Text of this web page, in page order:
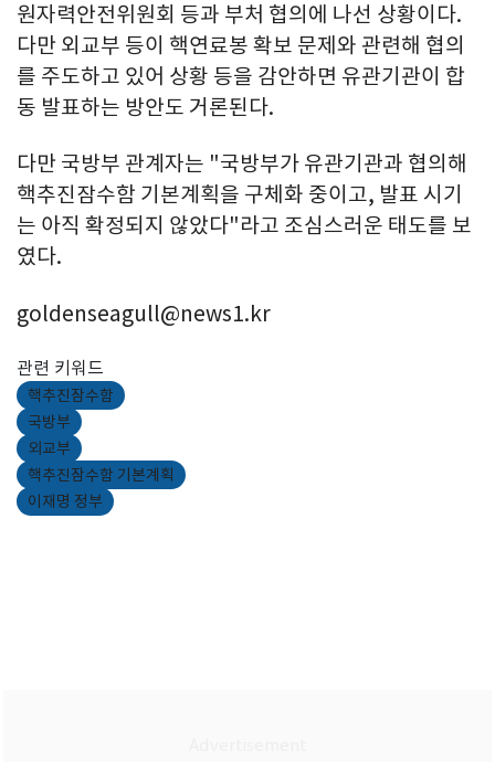
원자력안전위원회 등과 부처 협의에 나선 상황이다.
다만 외교부 등이 핵연료봉 확보 문제와 관련해 협의
를 주도하고 있어 상황 등을 감안하면 유관기관이 합
동 발표하는 방안도 거론된다.
다만 국방부 관계자는 "국방부가 유관기관과 협의해
핵추진잠수함 기본계획을 구체화 중이고, 발표 시기
는 아직 확정되지 않았다"라고 조심스러운 태도를 보
였다.
goldenseagull@news1.kr
관련 키워드
핵추진잠수함
국방부
외교부
핵추진잠수함 기본계획
이재명 정부